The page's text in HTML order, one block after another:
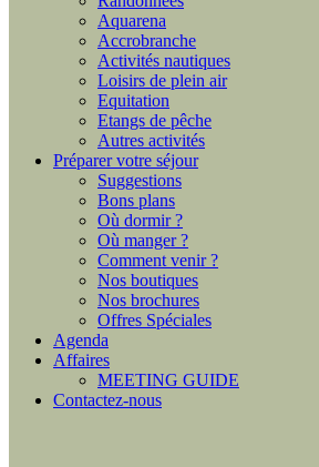
Aquarena
Accrobranche
Activités nautiques
Loisirs de plein air
Equitation
Etangs de pêche
Autres activités
Préparer votre séjour
Suggestions
Bons plans
Où dormir ?
Où manger ?
Comment venir ?
Nos boutiques
Nos brochures
Offres Spéciales
Agenda
Affaires
MEETING GUIDE
Contactez-nous